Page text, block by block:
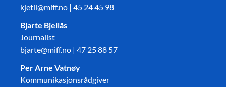
kjetil@miff.no | 45 24 45 98
Bjarte Bjellås
Journalist
bjarte@miff.no | 47 25 88 57
Per Arne Vatnøy
Kommunikasjonsrådgiver